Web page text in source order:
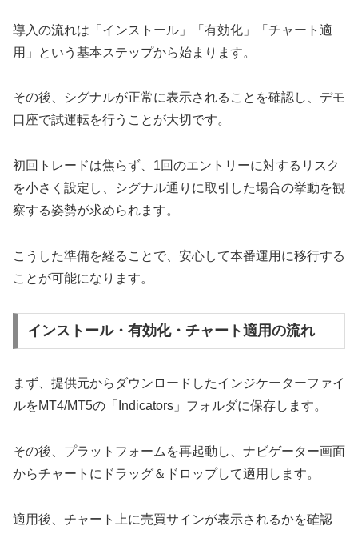
導入の流れは「インストール」「有効化」「チャート適
用」という基本ステップから始まります。
その後、シグナルが正常に表示されることを確認し、デモ
口座で試運転を行うことが大切です。
初回トレードは焦らず、1回のエントリーに対するリスク
を小さく設定し、シグナル通りに取引した場合の挙動を観
察する姿勢が求められます。
こうした準備を経ることで、安心して本番運用に移行する
ことが可能になります。
インストール・有効化・チャート適用の流れ
まず、提供元からダウンロードしたインジケーターファイ
ルをMT4/MT5の「Indicators」フォルダに保存します。
その後、プラットフォームを再起動し、ナビゲーター画面
からチャートにドラッグ＆ドロップして適用します。
適用後、チャート上に売買サインが表示されるかを確認